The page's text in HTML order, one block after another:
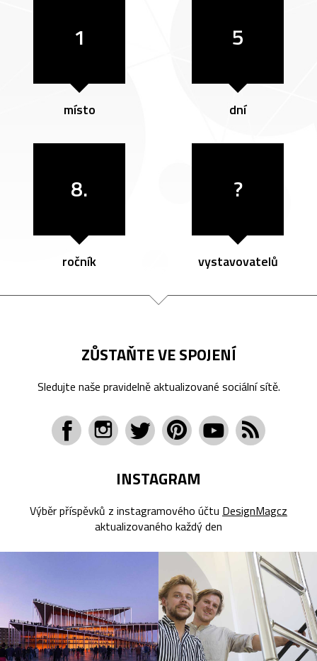
1
místo
5
dní
8.
ročník
?
vystavovatelů
ZŮSTAŇTE VE SPOJENÍ
Sledujte naše pravidelně aktualizované sociální sítě.
INSTAGRAM
Výběr příspěvků z instagramového účtu DesignMagcz
aktualizovaného každý den